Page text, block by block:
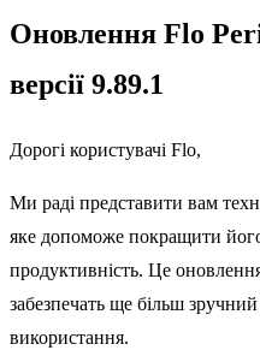
Оновлення Flo
версії 9.89.1
Дорогі користувачі Flo,
Ми раді представити вам
яке допоможе покращити
продуктивність. Це
забезпечать ще більш
використання.